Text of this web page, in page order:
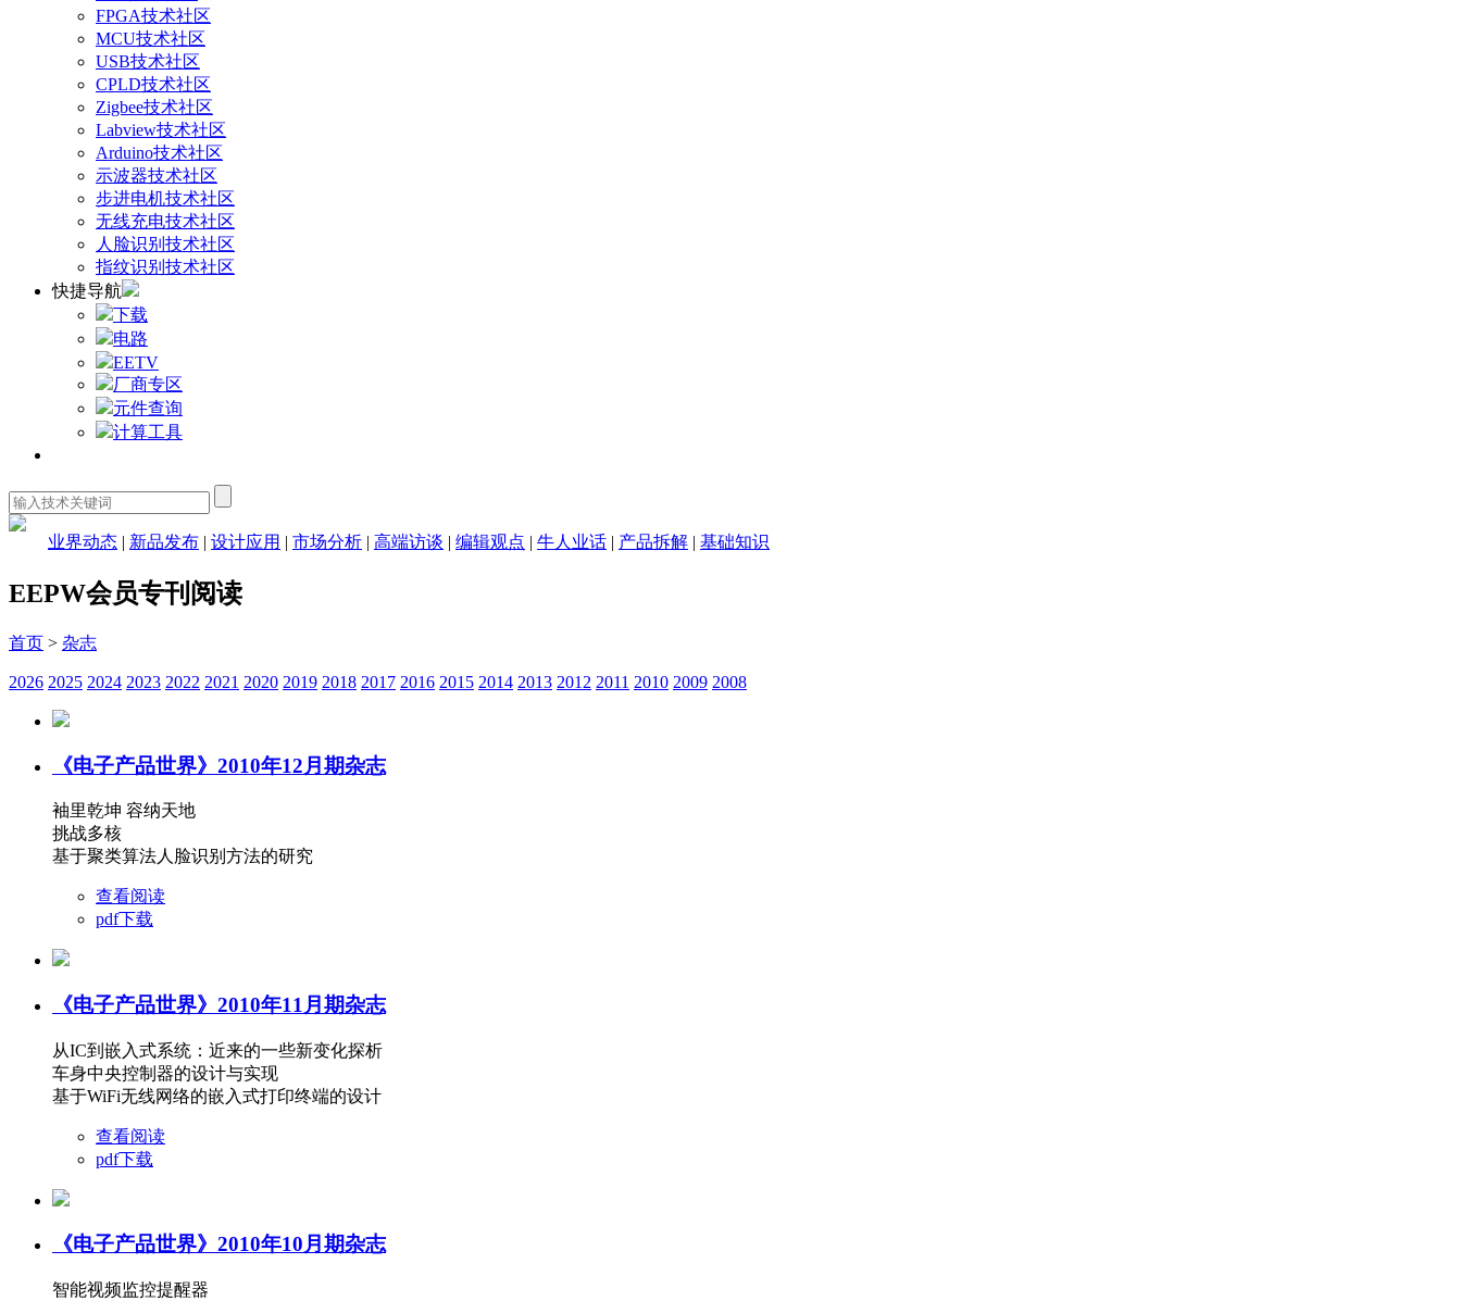
FPGA技术社区
MCU技术社区
USB技术社区
CPLD技术社区
Zigbee技术社区
Labview技术社区
Arduino技术社区
示波器技术社区
步进电机技术社区
无线充电技术社区
人脸识别技术社区
指纹识别技术社区
快捷导航
下载
电路
EETV
厂商专区
元件查询
计算工具
业界动态 | 新品发布 | 设计应用 | 市场分析 | 高端访谈 | 编辑观点 | 牛人业话 | 产品拆解 | 基础知识
EEPW会员专刊阅读
首页 > 杂志
2026 2025 2024 2023 2022 2021 2020 2019 2018 2017 2016 2015 2014 2013 2012 2011 2010 2009 2008
《电子产品世界》2010年12月期杂志
袖里乾坤 容纳天地
挑战多核
基于聚类算法人脸识别方法的研究
查看阅读
pdf下载
《电子产品世界》2010年11月期杂志
从IC到嵌入式系统：近来的一些新变化探析
车身中央控制器的设计与实现
基于WiFi无线网络的嵌入式打印终端的设计
查看阅读
pdf下载
《电子产品世界》2010年10月期杂志
智能视频监控提醒器